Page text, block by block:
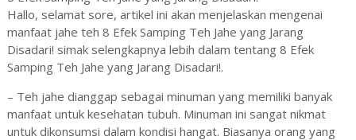
Hallo, selamat sore, artikel ini akan menjelaskan mengenai
manfaat jahe teh 8 Efek Samping Teh Jahe yang Jarang
Disadari! simak selengkapnya lebih dalam tentang 8 Efek
Samping Teh Jahe yang Jarang Disadari!.
– Teh jahe dianggap sebagai minuman yang memiliki banyak
manfaat untuk kesehatan tubuh. Minuman ini sangat nikmat
untuk dikonsumsi dalam kondisi hangat. Biasanya orang yang